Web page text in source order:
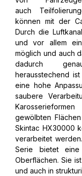
auch
können mit der
Durch die
und vor allem
möglich und auch
dadurch
herausstechend
eine hohe
saubere
gewölbten
Skintac HX30000
verarbeitet
Serie bietet eine
Oberflächen. Sie
und auch in